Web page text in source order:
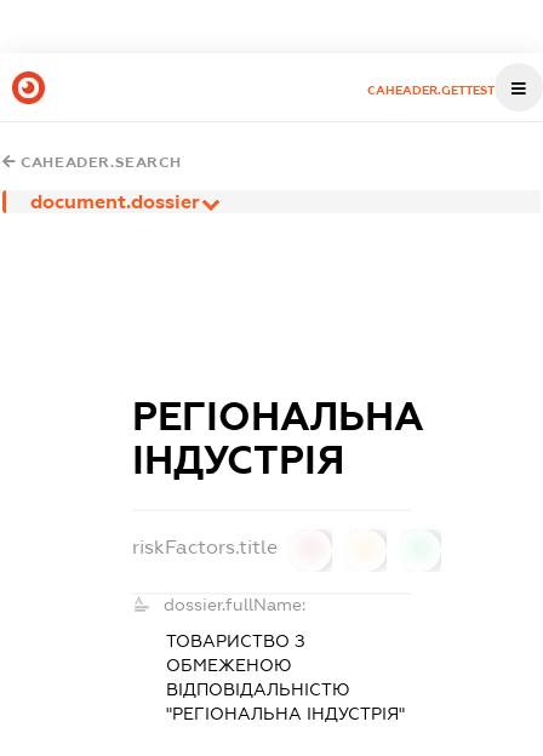
CAHEADER.GETTEST
CAHEADER.SEARCH
document.dossier
РЕГІОНАЛЬНА
ІНДУСТРІЯ
riskFactors.title
dossier.fullName:
ТОВАРИСТВО З
ОБМЕЖЕНОЮ
ВІДПОВІДАЛЬНІСТЮ
"РЕГІОНАЛЬНА ІНДУСТРІЯ"